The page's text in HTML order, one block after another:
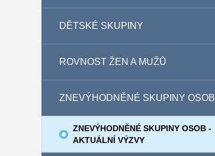
DĚTSKÉ SKUPINY
ROVNOST ŽEN A MUŽŮ
ZNEVÝHODNĚNÉ SKUPINY OSOB
ZNEVÝHODNĚNÉ SKUPINY OSOB -
AKTUÁLNÍ VÝZVY